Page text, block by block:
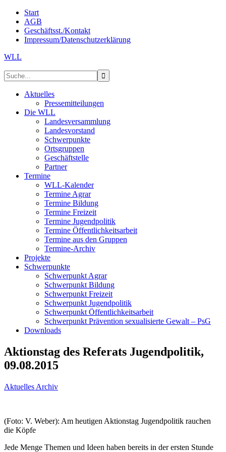
Start
AGB
Geschäftsst./Kontakt
Impressum/Datenschutzerklärung
WLL
Aktuelles
Pressemitteilungen
Die WLL
Landesversammlung
Landesvorstand
Schwerpunkte
Ortsgruppen
Geschäftstelle
Partner
Termine
WLL-Kalender
Termine Agrar
Termine Bildung
Termine Freizeit
Termine Jugendpolitik
Termine Öffentlichkeitsarbeit
Termine aus den Gruppen
Termine-Archiv
Projekte
Schwerpunkte
Schwerpunkt Agrar
Schwerpunkt Bildung
Schwerpunkt Freizeit
Schwerpunkt Jugendpolitik
Schwerpunkt Öffentlichkeitsarbeit
Schwerpunkt Prävention sexualisierte Gewalt – PsG
Downloads
Aktionstag des Referats Jugendpolitik,
09.08.2015
Aktuelles Archiv
(Foto: V. Weber): Am heutigen Aktionstag Jugendpolitik rauchen
die Köpfe
Jede Menge Themen und Ideen haben bereits in der ersten Stunde